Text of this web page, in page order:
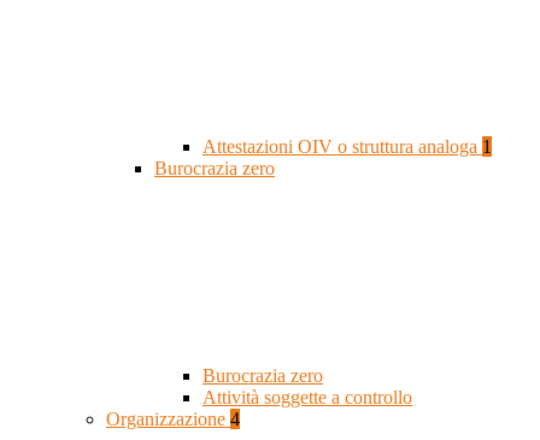
Attestazioni OIV o struttura analoga 1
Burocrazia zero
Burocrazia zero
Attività soggette a controllo
Organizzazione 4